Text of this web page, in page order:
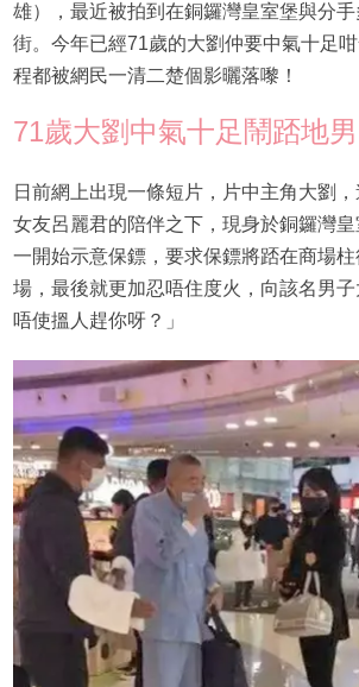
雄），最近被拍到在銅鑼灣皇室堡與分
街。今年已經71歲的大劉仲要中氣十足
程都被網民一清二楚個影曬落嚟！
71歲大劉中氣十足鬧踎地男
日前網上出現一條短片，片中主角大劉
女友呂麗君的陪伴之下，現身於銅鑼灣
一開始示意保鏢，要求保鏢將踎在商場
場，最後就更加忍唔住度火，向該名男
唔使搵人趕你呀？」